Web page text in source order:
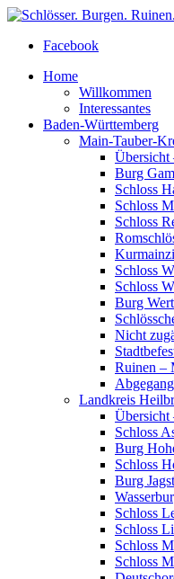
Facebook
Home
Willkommen
Interessantes
Baden-Württemberg
Main-Tauber-
Übersicht
Burg
Schloss
Schloss
Schloss
Schloss
Schloss
Burg
Nicht
Ruinen –
Landkreis
Übersicht
Schloss
Burg
Schloss
Burg
Schloss
Schloss
Schloss
Schloss